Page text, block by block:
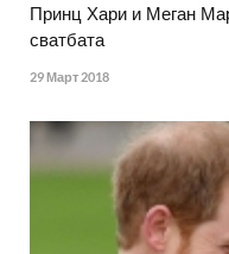
Принц Хари и Меган
сватбата
29 Март 2018